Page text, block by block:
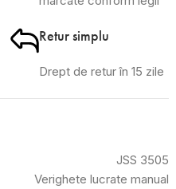
Retur simplu
Drept de retur în 15 zile
JSS 3505
Verighete lucrate manual